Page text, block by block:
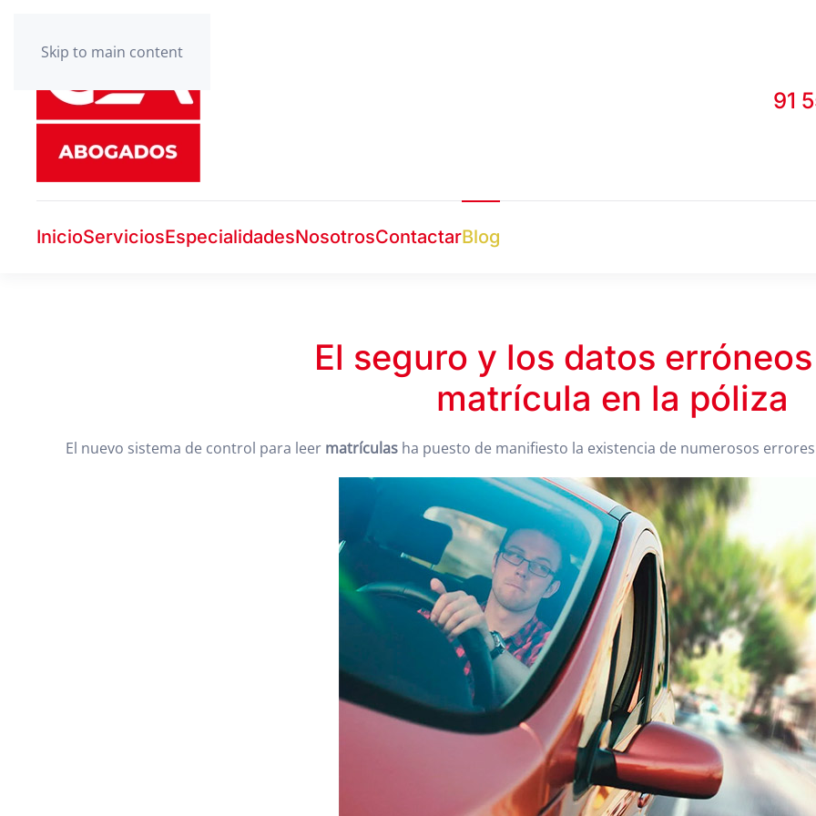
Skip to main content
91
InicioServiciosEspecialidadesNosotrosContactarBlog
El seguro y los datos
matrícula en la póliza
El nuevo sistema de control para leer matrículas ha puesto de manifiesto la existencia de numerosos